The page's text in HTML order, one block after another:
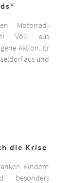
Motorrad-
Völl aus
Aktion. Er
aus und
die Krise
Kindern
besonders